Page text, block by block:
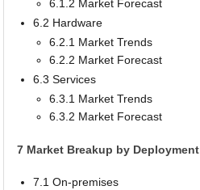
6.1.2 Market Forecast
6.2 Hardware
6.2.1 Market Trends
6.2.2 Market Forecast
6.3 Services
6.3.1 Market Trends
6.3.2 Market Forecast
7 Market Breakup by Deployment
7.1 On-premises